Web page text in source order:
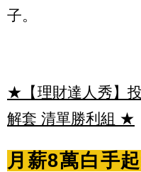
子。
★【理財達人秀】
解套 清單勝利組 ★
月薪8萬白手